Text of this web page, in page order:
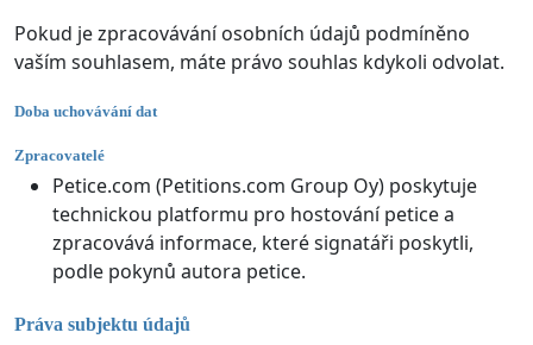
Pokud je zpracovávání osobních údajů podmíněno
vaším souhlasem, máte právo souhlas kdykoli odvolat.
Doba uchovávání dat
Zpracovatelé
Petice.com (Petitions.com Group Oy) poskytuje
technickou platformu pro hostování petice a
zpracovává informace, které signatáři poskytli,
podle pokynů autora petice.
Práva subjektu údajů